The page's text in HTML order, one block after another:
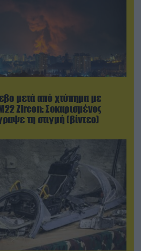
μετά από χτύπημα με
Zircon: Σοκαρισμένος
τη στιγμή (βίντεο)